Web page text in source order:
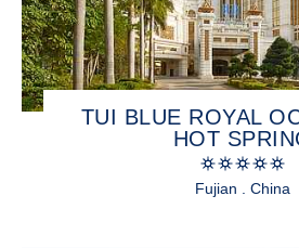
TUI BLUE ROYAL
HOT
Fujian . China